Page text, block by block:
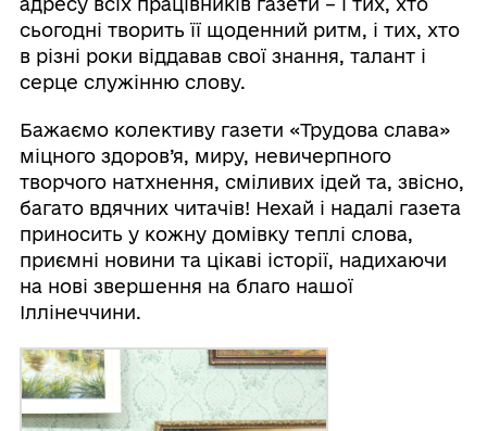
сьогодні творить її щоденний ритм, і тих, хто
в різні роки віддавав свої знання, талант і
серце служінню слову.
Бажаємо колективу газети «Трудова слава»
міцного здоров’я, миру, невичерпного
творчого натхнення, сміливих ідей та, звісно,
багато вдячних читачів! Нехай і надалі газета
приносить у кожну домівку теплі слова,
приємні новини та цікаві історії, надихаючи
на нові звершення на благо нашої
Іллінеччини.